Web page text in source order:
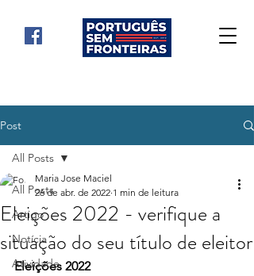
Post
All Posts
Artigo
Notícia
Atividade
All Posts
Eleições 2022 - verifique a
situação do seu título de eleitor
Maria Jose Maciel
26 de abr. de 2022 1 min de leitura
Eleições 2022